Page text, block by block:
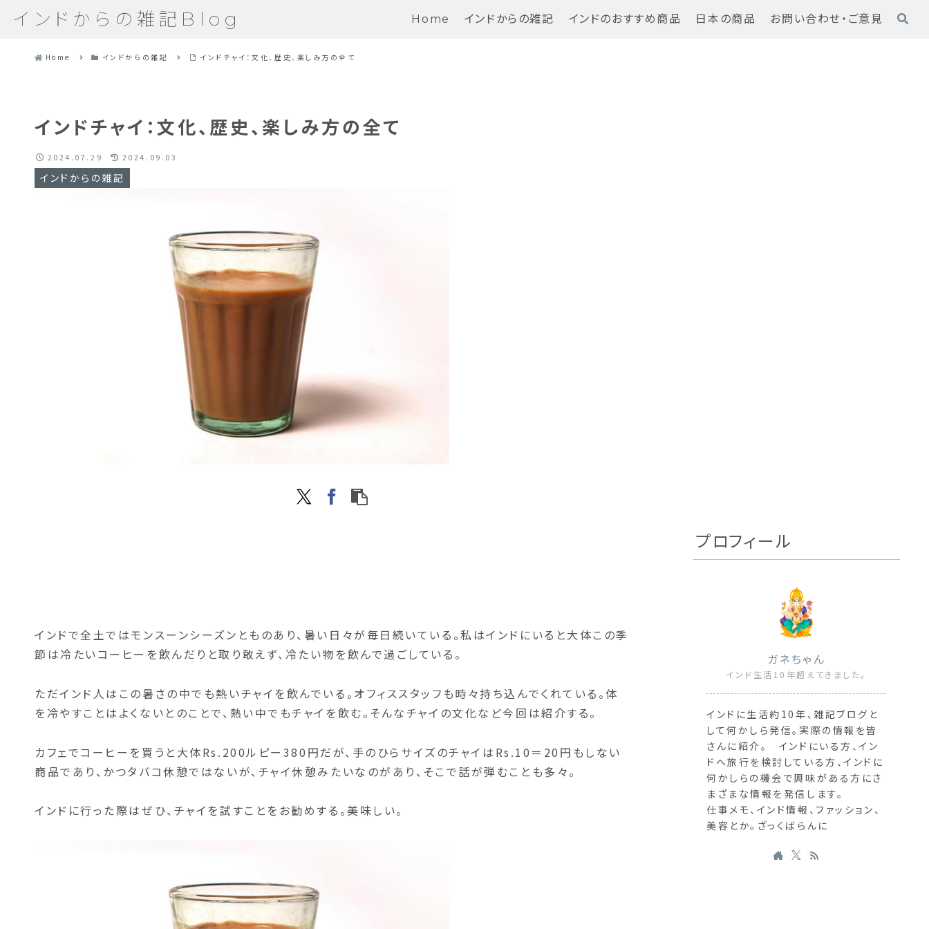
インドからの雑記Blog Home インドからの雑記 インドのおすすめ商品 日本の商品 お問い合わせ・ご意見
Home インドからの雑記 インドチャイ：文化、歴史、楽しみ方の全て
インドチャイ：文化、歴史、楽しみ方の全て
インドからの雑記
2024.07.29 2024.09.03
インドで全土ではモンスーンシーズンとものあり、暑い日々が毎日続いている。私はインドにいると大体この季
節は冷たいコーヒーを飲んだりと取り敢えず、冷たい物を飲んで過ごしている。
ただインド人はこの暑さの中でも熱いチャイを飲んでいる。オフィススタッフも時々持ち込んでくれている。体
を冷やすことはよくないとのことで、熱い中でもチャイを飲む。そんなチャイの文化など今回は紹介する。
カフェでコーヒーを買うと大体Rs.200ルピー380円だが、手のひらサイズのチャイはRs.10＝20円もしない
商品であり、かつタバコ休憩ではないが、チャイ休憩みたいなのがあり、そこで話が弾むことも多々。
インドに行った際はぜひ、チャイを試すことをお勧めする。美味しい。
プロフィール
ガネちゃん
インド生活10年超えてきました。
インドに生活約10年、雑記ブログと
して何かしら発信。実際の情報を皆
さんに紹介。 インドにいる方、イン
ドへ旅行を検討している方、インドに
何かしらの機会で興味がある方にさ
まざまな情報を発信します。
仕事メモ、インド情報、ファッション、
美容とか。ざっくばらんに